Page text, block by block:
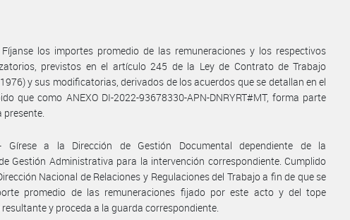
Fíjanse los importes promedio de las remuneraciones y los respectivos
previstos en el artículo 245 de la Ley de Contrato de Trabajo
y sus modificatorias, derivados de los acuerdos que se detallan en el
que como ANEXO DI-2022-93678330-APN-DNRYRT#MT, forma parte
presente.
Gírese a la Dirección de Gestión Documental dependiente de la
Gestión Administrativa para la intervención correspondiente. Cumplido
Nacional de Relaciones y Regulaciones del Trabajo a fin de que se
promedio de las remuneraciones fijado por este acto y del tope
y proceda a la guarda correspondiente.